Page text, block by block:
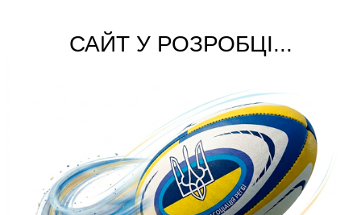
САЙТ У РОЗРОБЦІ...